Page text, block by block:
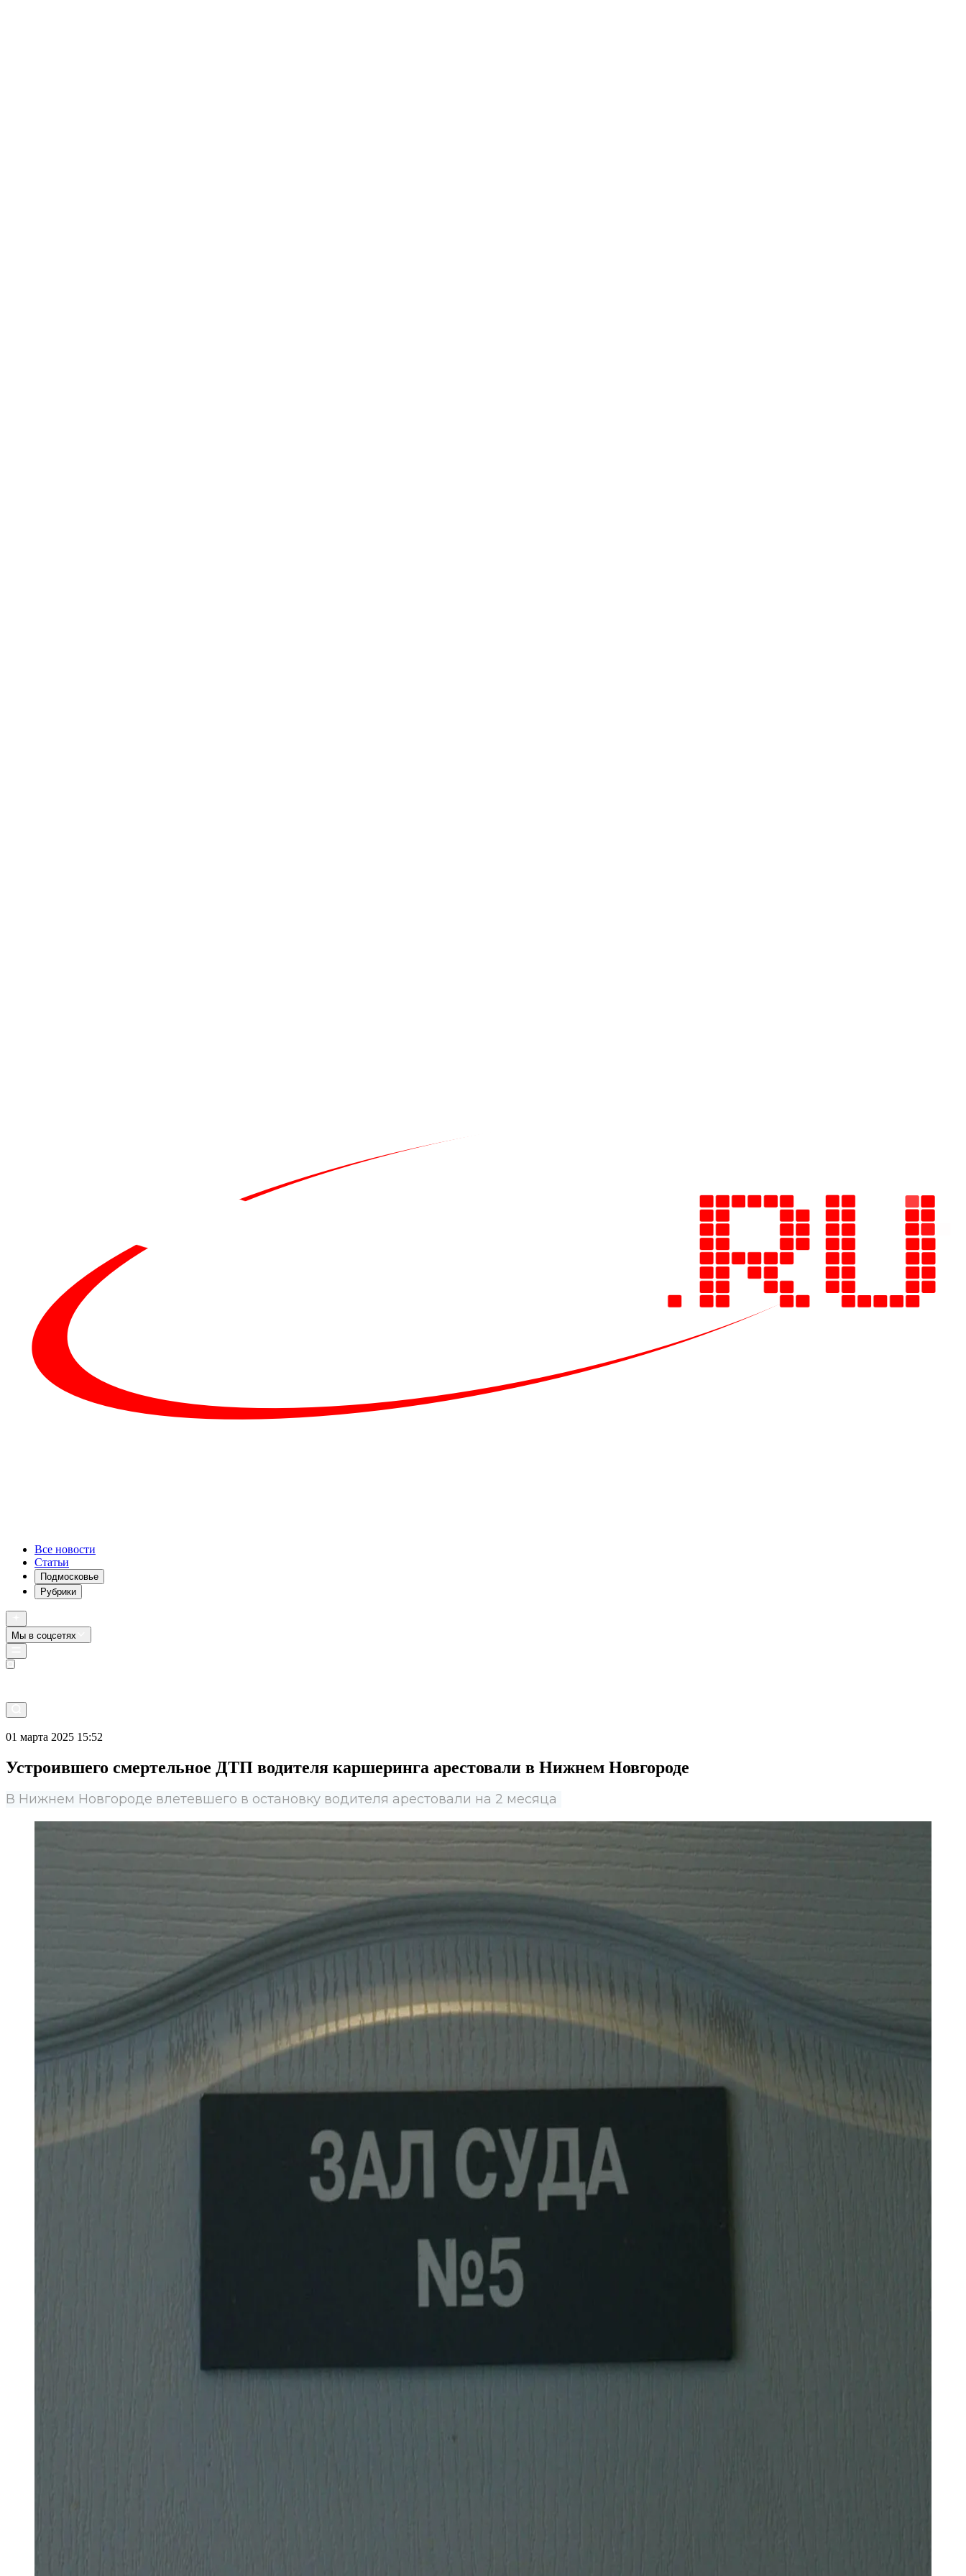
Все новости
Статьи
Подмосковье
Рубрики
Мы в соцсетях
01 марта 2025 15:52
Устроившего смертельное ДТП водителя каршеринга арестовали в Нижнем Новгороде
В Нижнем Новгороде влетевшего в остановку водителя арестовали на 2 месяца